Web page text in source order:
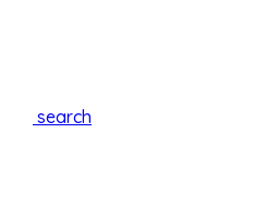
search